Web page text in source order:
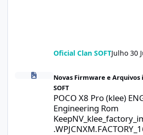
Oficial Clan SOFTJulho 30
POCO X8 Pro (klee) ENG Firmware
Novas Firmware e Arquivos
SOFT
POCO X8 Pro (klee)
Engineering Rom